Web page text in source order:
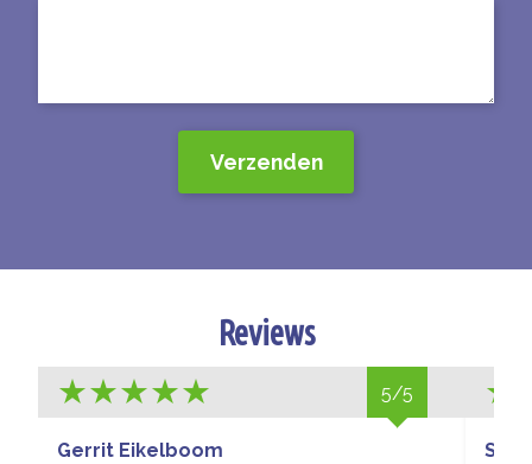
Reviews
5/5
Gerrit Eikelboom